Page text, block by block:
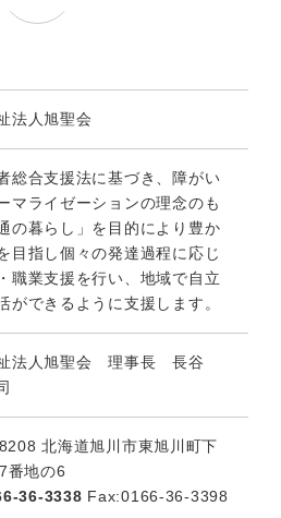
法人旭聖会
総合支援法に基づき、障がい
マライゼーションの理念のも
の暮らし」を目的により豊か
目指し個々の発達過程に応じ
職業支援を行い、地域で自立
ができるように支援します。
法人旭聖会 理事長 長谷
北海道旭川市東旭川町下
番地の6
36-3338 Fax:0166-36-3398